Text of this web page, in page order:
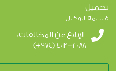
تحميل
قسيمة التوكيل
الإبلاغ عن المخالفات:
(+974) 4013-2088